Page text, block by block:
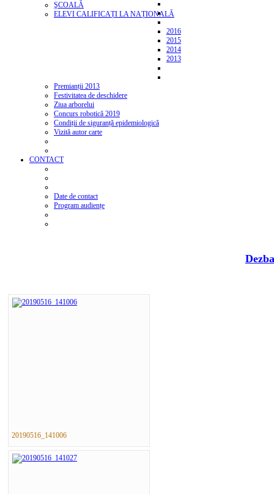
ŞCOALĂ
ELEVI CALIFICAȚI LA NAȚIONALĂ
2016
2015
2014
2013
Premianții 2013
Festivitatea de deschidere
Ziua arborelui
Concurs robotică 2019
Condiții de siguranță epidemiologică
Vizită autor carte
CONTACT
Date de contact
Program audiențe
20190516_141006